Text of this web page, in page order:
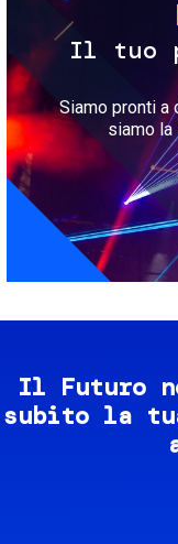
Il tuo
Siamo pronti a
siamo la
Il Futuro
subito la